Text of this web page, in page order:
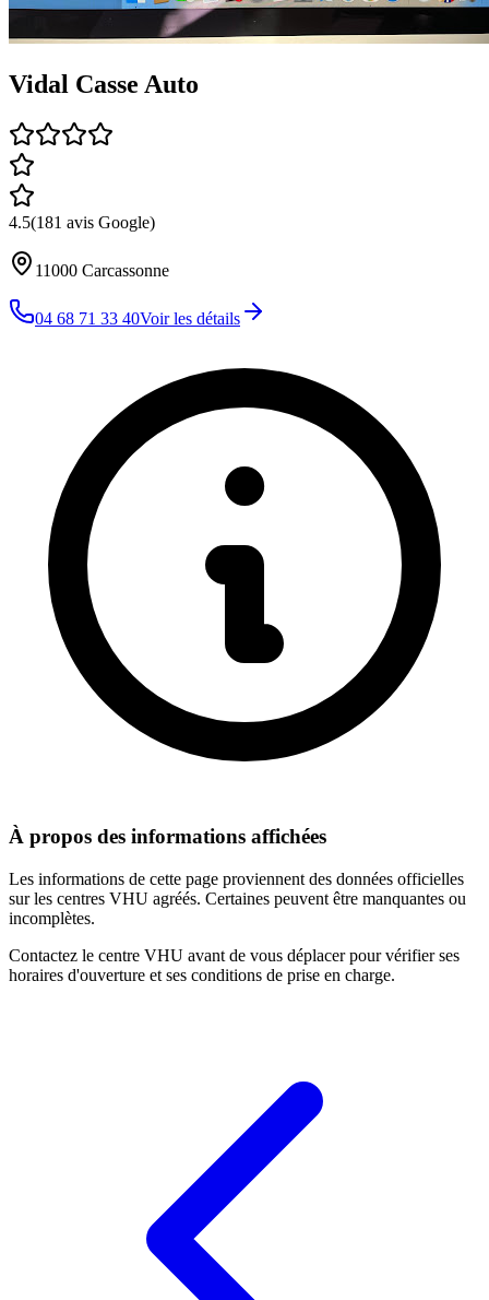
Vidal Casse Auto
4.5(181 avis Google)
11000 Carcassonne
04 68 71 33 40Voir les détails
À propos des informations affichées
Les informations de cette page proviennent des données officielles
sur les centres VHU agréés. Certaines peuvent être manquantes ou
incomplètes.
Contactez le centre VHU avant de vous déplacer pour vérifier ses
horaires d'ouverture et ses conditions de prise en charge.